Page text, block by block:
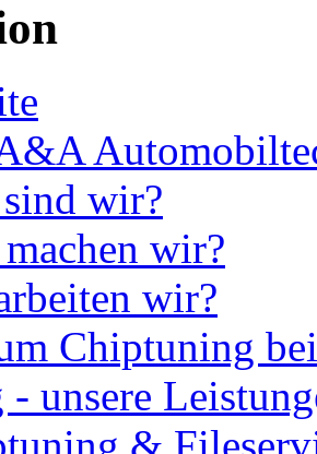
wir?
wir?
wir?
Chiptuning
unsere
&